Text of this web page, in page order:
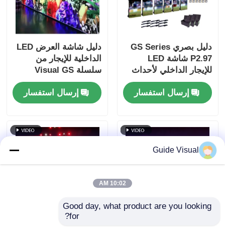
دليل بصري GS Series
P2.97 شاشة LED
للإيجار الداخلي لأحداث
المعارض ، 7680 هرتز
بدون شاشة سوداء CE
إرسال استفسار
دليل شاشة العرض LED
الداخلية للإيجار من
سلسلة Visual GS
P3.91 لأحداث الزفاف،
7680 هرتز مزدوج النسخ
الاحتياطي CE
إرسال استفسار
Guide Visual
10:02 AM
Good day, what product are you looking
for?